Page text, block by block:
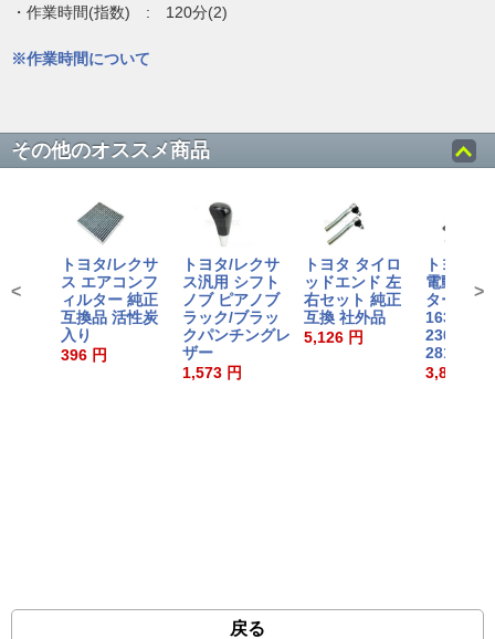
・作業時間(指数) : 120分(2)
※作業時間について
その他のオススメ商品
トヨタ/レクサ
ス エアコンフ
ィルター 純正
互換品 活性炭
入り
396 円
トヨタ/レクサ
ス汎用 シフト
ノブ ピアノブ
ラック/ブラッ
クパンチングレ
ザー
1,573 円
トヨタ タイロ
ッドエンド 左
右セット 純正
互換 社外品
5,126 円
トヨタ純
電動ファ
ター 社外
16363-
23030/
28160
3,872 円
< >
戻る